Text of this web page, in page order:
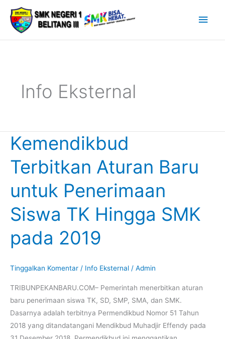
Lewati
konten
Info Eksternal
Kemendikbud
Terbitkan Aturan Baru
untuk Penerimaan
Siswa TK Hingga SMK
pada 2019
Tinggalkan Komentar / Info Eksternal / Admin
TRIBUNPEKANBARU.COM– Pemerintah menerbitkan aturan
baru penerimaan siswa TK, SD, SMP, SMA, dan SMK.
Dasarnya adalah terbitnya Permendikbud Nomor 51 Tahun
2018 yang ditandatangani Mendikbud Muhadjir Effendy pada
Kemendikbud
Terbitkan
Aturan
Baru
untuk
Penerimaan
Siswa
Hingga
SMK